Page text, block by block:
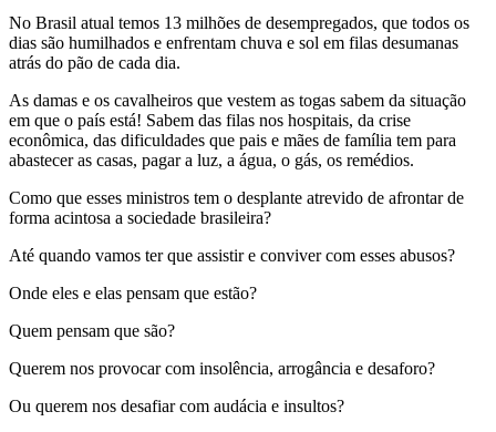
No Brasil atual temos 13 milhões de desempregados, que todos os
dias são humilhados e enfrentam chuva e sol em filas desumanas
atrás do pão de cada dia.
As damas e os cavalheiros que vestem as togas sabem da situação
em que o país está! Sabem das filas nos hospitais, da crise
econômica, das dificuldades que pais e mães de família tem para
abastecer as casas, pagar a luz, a água, o gás, os remédios.
Como que esses ministros tem o desplante atrevido de afrontar de
forma acintosa a sociedade brasileira?
Até quando vamos ter que assistir e conviver com esses abusos?
Onde eles e elas pensam que estão?
Quem pensam que são?
Querem nos provocar com insolência, arrogância e desaforo?
Ou querem nos desafiar com audácia e insultos?